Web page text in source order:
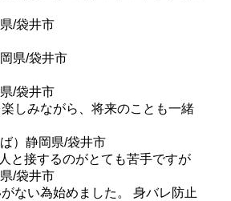
/袋井市
県/袋井市
/袋井市
しみながら、将来のことも一緒
）静岡県/袋井市
と接するのがとても苦手ですが
/袋井市
ない為始めました。 身バレ防止